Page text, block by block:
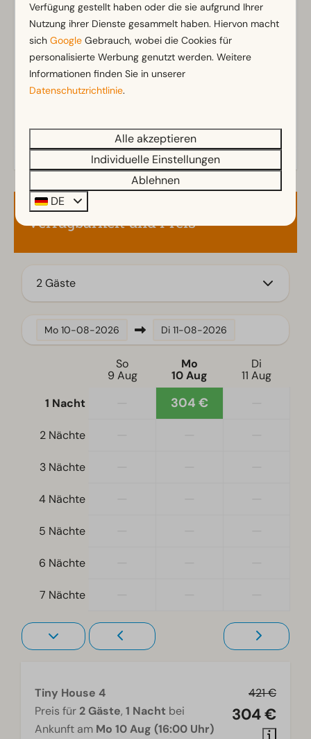
Badezimmer
Badezimmer unten: 1
Außenbereich
Gartenmöbel
Küche
Küchenzeile
Mikrowelle
Standort
Schlafzimmer
Kastenbett
Einzelbettdecken und Kissen
Wellness
Wohnzimmer
Zeig mehr ↓
Verfügbarkeit und Preis
2 Gäste
Mo 10-08-2026 Di 11-08-2026
So
9 Aug
Mo
10 Aug
Di
11 Aug
1 Nacht
304 €
2 Nächte
3 Nächte
4 Nächte
5 Nächte
6 Nächte
7 Nächte
421 €
304 €
Tiny House 4
Preis für 2 Gäste, 1 Nacht bei
Ankunft am Mo 10 Aug (16:00 Uhr)
Verfügung gestellt haben oder die sie aufgrund Ihrer
Nutzung ihrer Dienste gesammelt haben. Hiervon macht
sichGoogle Gebrauch, wobei die Cookies für
personalisierte Werbung genutzt werden. Weitere
Informationen finden Sie in unserer
Datenschutzrichtlinie.
Alle akzeptieren
Individuelle Einstellungen
Ablehnen
DE